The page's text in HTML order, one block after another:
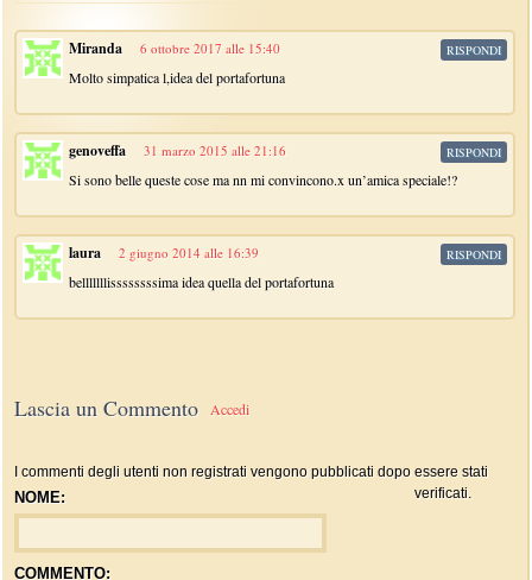
Miranda 6 ottobre 2017 alle 15:40
Molto simpatica l,idea del portafortuna
RISPONDI
genoveffa 31 marzo 2015 alle 21:16
Si sono belle queste cose ma nn mi convincono.x un’amica speciale!?
RISPONDI
laura 2 giugno 2014 alle 16:39
belllllllissssssssima idea quella del portafortuna
RISPONDI
Lascia un Commento Accedi
I commenti degli utenti non registrati vengono pubblicati dopo essere stati
verificati.
NOME:
COMMENTO: